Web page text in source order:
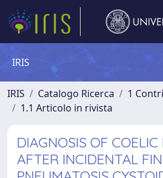
IRIS
IRIS Catalogo Ricerca
1
1.1 Articolo in rivista
DIAGNOSIS OF COELIC
AFTER INCIDENTAL